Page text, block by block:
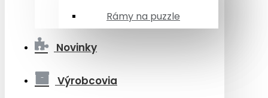
Rámy na puzzle
Novinky
Výrobcovia